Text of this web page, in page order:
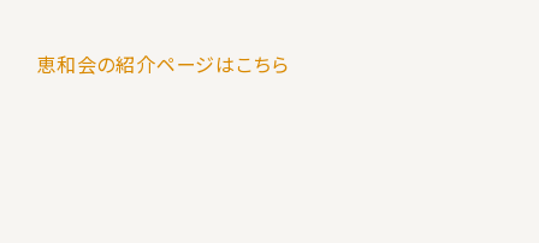
へ
恵和会の紹介ページはこちら